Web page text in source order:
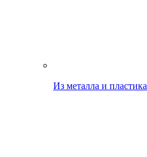
Из металла и пластика